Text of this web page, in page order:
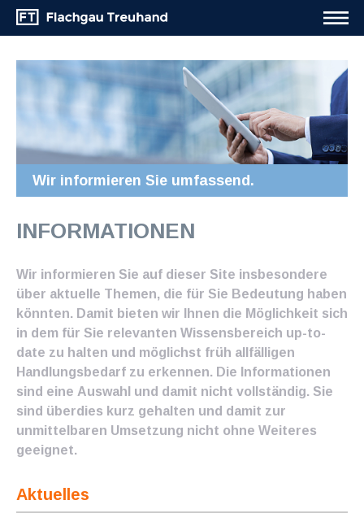
Wir informieren Sie umfassend.
INFORMATIONEN
Wir informieren Sie auf dieser Site insbesondere
über aktuelle Themen, die für Sie Bedeutung haben
könnten. Damit bieten wir Ihnen die Möglichkeit sich
in dem für Sie relevanten Wissensbereich up-to-
date zu halten und möglichst früh allfälligen
Handlungsbedarf zu erkennen. Die Informationen
sind eine Auswahl und damit nicht vollständig. Sie
sind überdies kurz gehalten und damit zur
unmittelbaren Umsetzung nicht ohne Weiteres
geeignet.
Aktuelles